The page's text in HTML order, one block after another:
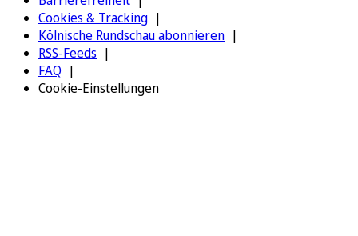
Cookies & Tracking
Kölnische Rundschau abonnieren
RSS-Feeds
FAQ
Cookie-Einstellungen